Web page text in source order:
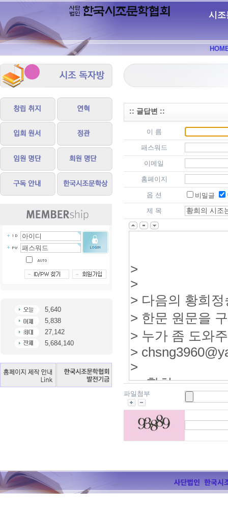
시조
5,640
5,838
27,142
5,684,140
:: 글답변 ::
이 름
패스워드
이메일
홈페이지
옵 션 비밀글
제 목
파일첨부